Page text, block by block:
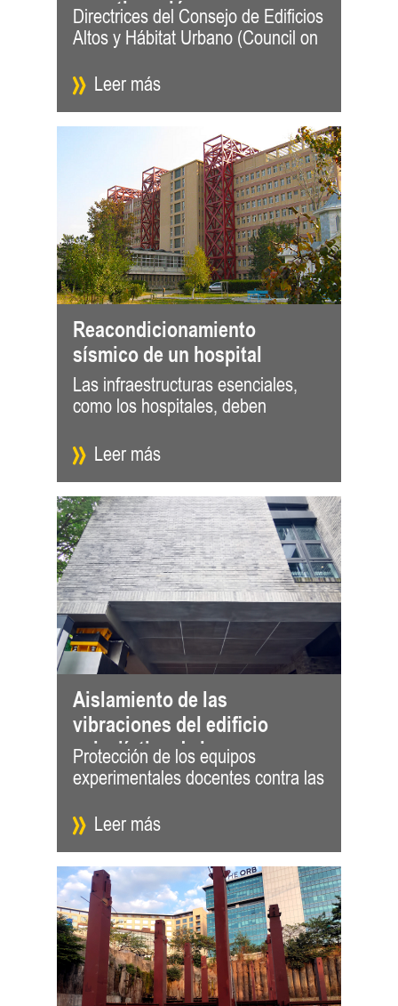
amortiguación para
edificios altos: confort y
Directrices del Consejo de Edificios
Altos y Hábitat Urbano (Council on
Tall Buildings and Urban Habitat,
CTBUH) sobre sistemas de
Leer más
Reacondicionamiento
sísmico de un hospital
Las infraestructuras esenciales,
como los hospitales, deben
protegerse contra los terremotos
Slobozia (Rumanía) es la capital
Leer más
Aislamiento de las
vibraciones del edificio
paisajístico de la
Universidad de Pekín
Protección de los equipos
experimentales docentes contra las
vibraciones y el ruido estructural La
ampliación de la Universidad de
Leer más